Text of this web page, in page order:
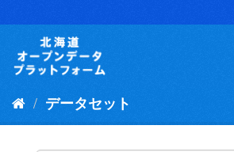
キ
データセット